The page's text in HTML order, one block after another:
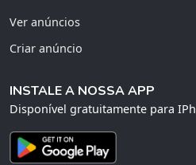
Ver anúncios
Criar anúncio
INSTALE A NOSSA APP
Disponível gratuitamente para